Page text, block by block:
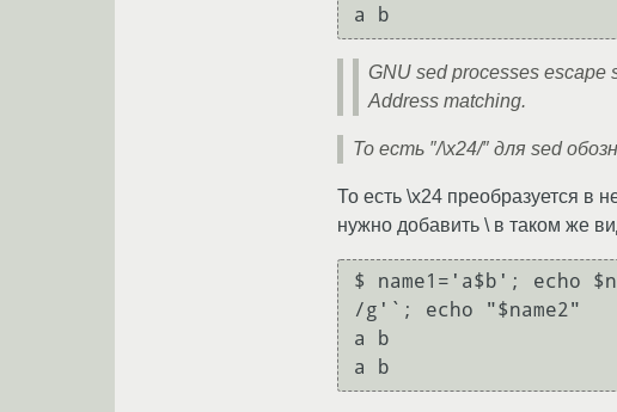
GNU sed processes escape
Address matching.
То есть ″/\x24/″ для sed
То есть \x24 преобразуется в
нужно добавить \ в таком же
$ name1='a$b'; echo
/g'`; echo "$name2"
a b